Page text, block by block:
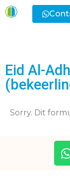
Eid Al-
Sorry. Dit